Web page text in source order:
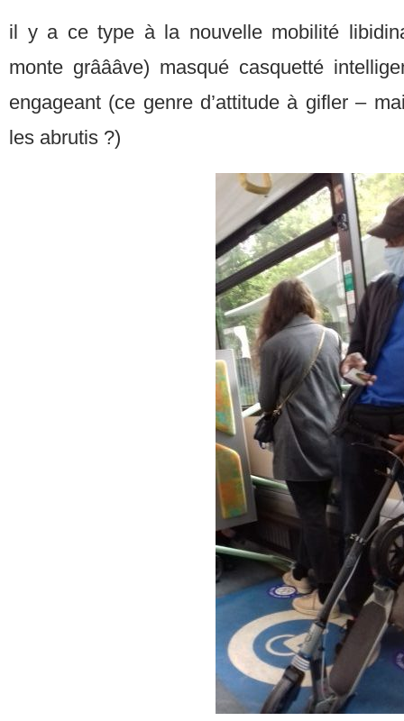
il y a ce type à la nouvelle mobilité
monte grâââve) masqué casquetté
engageant (ce genre d’attitude à gifler –
les abrutis ?)